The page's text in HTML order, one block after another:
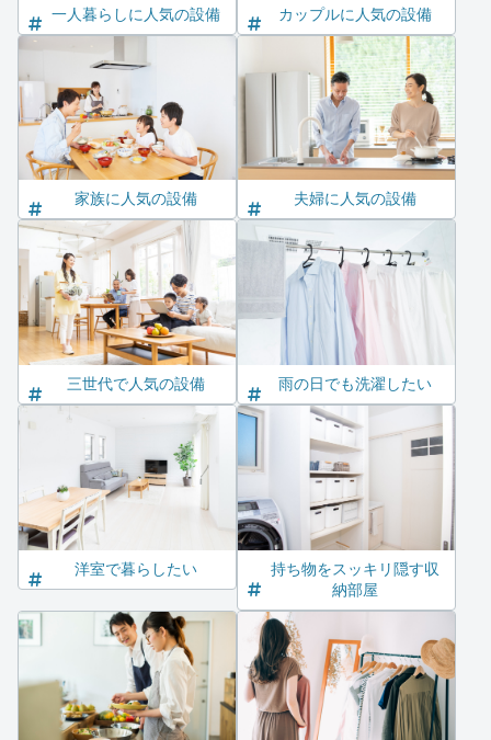
一人暮らしに人気の設備 カップルに人気の設備
家族に人気の設備 夫婦に人気の設備
三世代で人気の設備 雨の日でも洗濯したい
洋室で暮らしたい
持ち物をスッキリ隠す収
納部屋